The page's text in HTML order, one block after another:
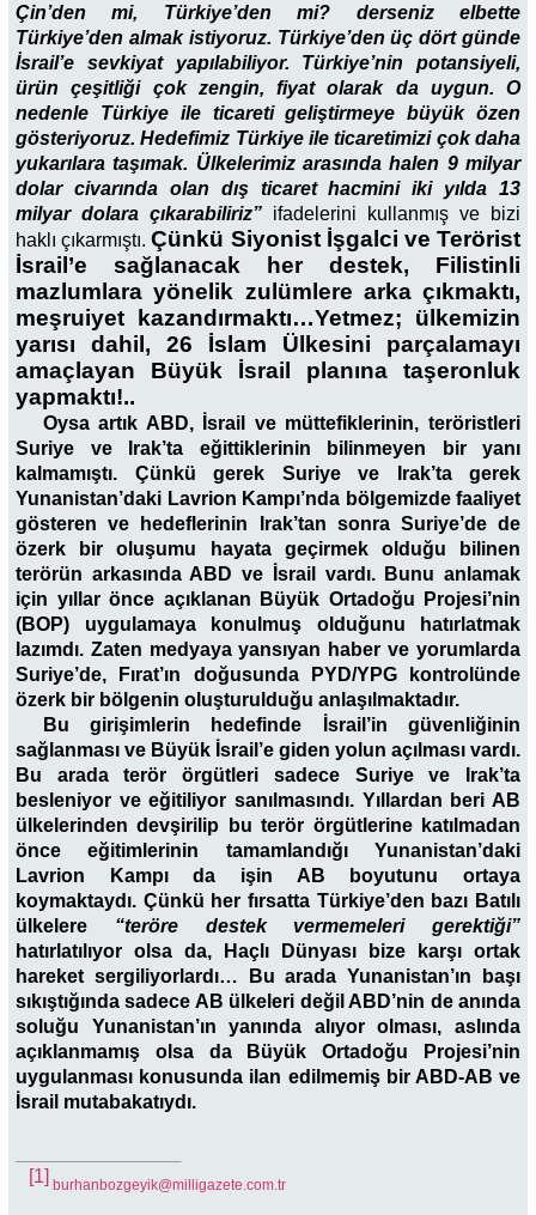
Çin’den mi, Türkiye’den mi? derseniz elbette
Türkiye’den almak istiyoruz. Türkiye’den üç dört günde
İsrail’e sevkiyat yapılabiliyor. Türkiye’nin potansiyeli,
ürün çeşitliği çok zengin, fiyat olarak da uygun. O
nedenle Türkiye ile ticareti geliştirmeye büyük özen
gösteriyoruz. Hedefimiz Türkiye ile ticaretimizi çok daha
yukarılara taşımak. Ülkelerimiz arasında halen 9 milyar
dolar civarında olan dış ticaret hacmini iki yılda 13
milyar dolara çıkarabiliriz” ifadelerini kullanmış ve bizi
haklı çıkarmıştı.Çünkü Siyonist İşgalci ve Terörist
İsrail’e sağlanacak her destek, Filistinli
mazlumlara yönelik zulümlere arka çıkmaktı,
meşruiyet kazandırmaktı…Yetmez; ülkemizin
yarısı dahil, 26 İslam Ülkesini parçalamayı
amaçlayan Büyük İsrail planına taşeronluk
yapmaktı!..
Oysa artık ABD, İsrail ve müttefiklerinin, teröristleri
Suriye ve Irak’ta eğittiklerinin bilinmeyen bir yanı
kalmamıştı. Çünkü gerek Suriye ve Irak’ta gerek
Yunanistan’daki Lavrion Kampı’nda bölgemizde faaliyet
gösteren ve hedeflerinin Irak’tan sonra Suriye’de de
özerk bir oluşumu hayata geçirmek olduğu bilinen
terörün arkasında ABD ve İsrail vardı. Bunu anlamak
için yıllar önce açıklanan Büyük Ortadoğu Projesi’nin
(BOP) uygulamaya konulmuş olduğunu hatırlatmak
lazımdı. Zaten medyaya yansıyan haber ve yorumlarda
Suriye’de, Fırat’ın doğusunda PYD/YPG kontrolünde
özerk bir bölgenin oluşturulduğu anlaşılmaktadır.
Bu girişimlerin hedefinde İsrail’in güvenliğinin
sağlanması ve Büyük İsrail’e giden yolun açılması vardı.
Bu arada terör örgütleri sadece Suriye ve Irak’ta
besleniyor ve eğitiliyor sanılmasındı. Yıllardan beri AB
ülkelerinden devşirilip bu terör örgütlerine katılmadan
önce eğitimlerinin tamamlandığı Yunanistan’daki
Lavrion Kampı da işin AB boyutunu ortaya
koymaktaydı. Çünkü her fırsatta Türkiye’den bazı Batılı
ülkelere “teröre destek vermemeleri gerektiği”
hatırlatılıyor olsa da, Haçlı Dünyası bize karşı ortak
hareket sergiliyorlardı… Bu arada Yunanistan’ın başı
sıkıştığında sadece AB ülkeleri değil ABD’nin de anında
soluğu Yunanistan’ın yanında alıyor olması, aslında
açıklanmamış olsa da Büyük Ortadoğu Projesi’nin
uygulanması konusunda ilan edilmemiş bir ABD-AB ve
İsrail mutabakatıydı.
[1] burhanbozgeyik@milligazete.com.tr